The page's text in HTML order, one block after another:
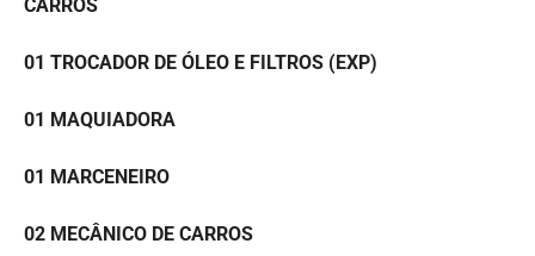
CARROS
01 TROCADOR DE ÓLEO E FILTROS (EXP)
01 MAQUIADORA
01 MARCENEIRO
02 MECÂNICO DE CARROS